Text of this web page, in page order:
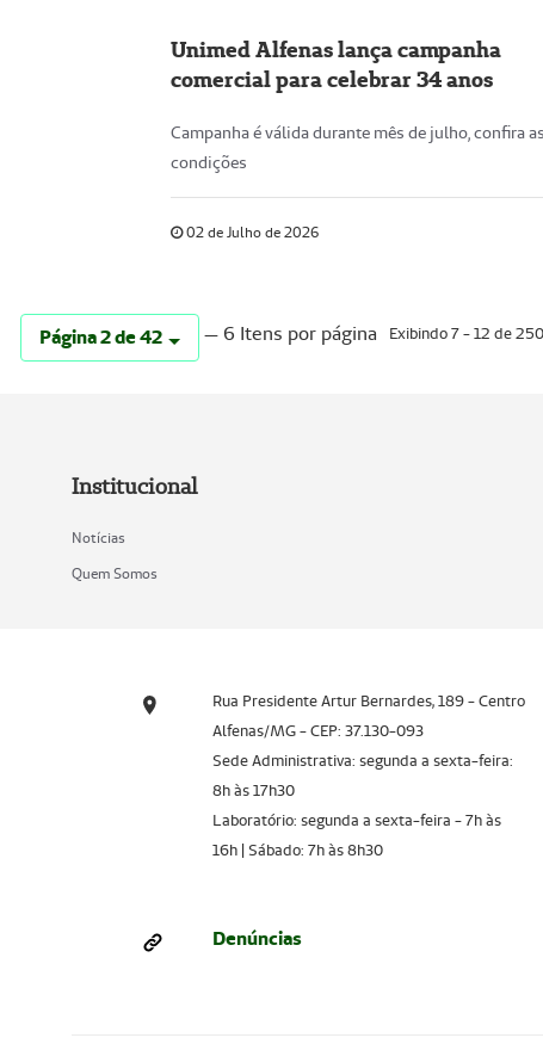
Unimed Alfenas lança campanha
comercial para celebrar 34 anos
Campanha é válida durante mês de julho, confira as
condições
02 de Julho de 2026
Página 2 de 42 — 6 Itens por página Exibindo 7 - 12 de
Institucional
Notícias
Quem Somos
Rua Presidente Artur Bernardes, 189 - Centro
Alfenas/MG - CEP: 37.130-093
Sede Administrativa: segunda a sexta-feira:
8h às 17h30
Laboratório: segunda a sexta-feira - 7h às
16h | Sábado: 7h às 8h30
Denúncias